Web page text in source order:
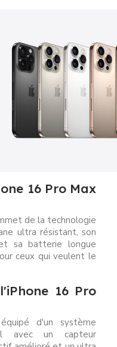
16 Pro Max
de la technologie
ultra résistant, son
sa batterie longue
ceux qui veulent le
16 Pro
d'un système
avec un capteur